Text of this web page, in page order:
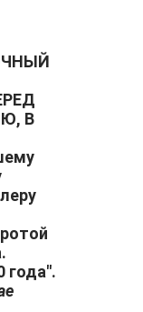
В
года".